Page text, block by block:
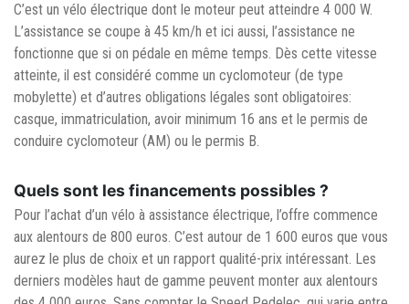
C’est un vélo électrique dont le moteur peut atteindre 4 000 W.
L’assistance se coupe à 45 km/h et ici aussi, l’assistance ne
fonctionne que si on pédale en même temps. Dès cette vitesse
atteinte, il est considéré comme un cyclomoteur (de type
mobylette) et d’autres obligations légales sont obligatoires:
casque, immatriculation, avoir minimum 16 ans et le permis de
conduire cyclomoteur (AM) ou le permis B.
Quels sont les financements possibles ?
Pour l’achat d’un vélo à assistance électrique, l’offre commence
aux alentours de 800 euros. C’est autour de 1 600 euros que vous
aurez le plus de choix et un rapport qualité-prix intéressant. Les
derniers modèles haut de gamme peuvent monter aux alentours